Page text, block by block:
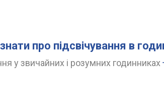
про підсвічування в
у звичайних і розумних годинниках